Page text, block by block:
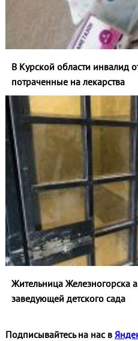
В Курской области инвалид
потраченные на лекарства
Жительница Железногорска
заведующей детского сада
Подписывайтесь на нас в